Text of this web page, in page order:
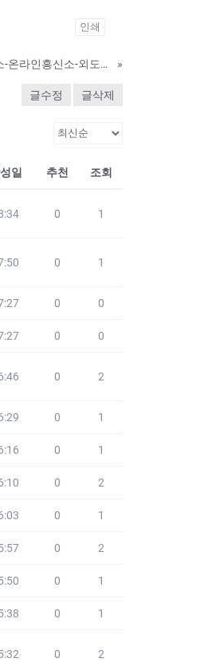
인쇄
핸드폰도청앱 ⭐라인:MG5085⭐복제폰 쌍둥이폰 흥신소-온라인흥신소-외도의뢰#배우자외도,사람찾기,채무자찾기고민해결해드립니다. »
글수정 글삭제
일 추천 조회
0 1
0 1
0 0
0 0
0 2
0 1
0 1
0 2
0 1
0 2
0 1
0 1
0 2